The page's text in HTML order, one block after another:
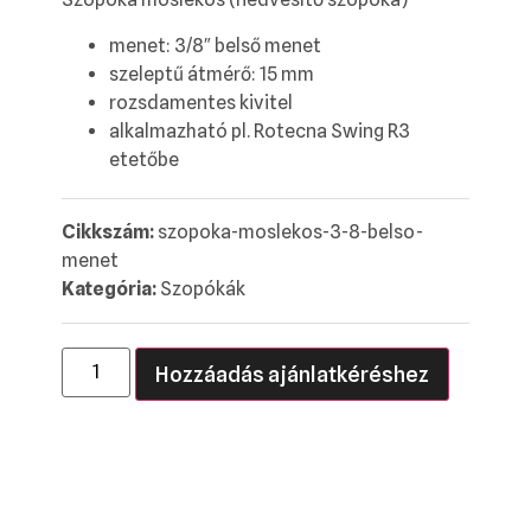
menet: 3/8″ belső menet
szeleptű átmérő: 15 mm
rozsdamentes kivitel
alkalmazható pl. Rotecna Swing R3
etetőbe
Cikkszám: szopoka-moslekos-3-8-belso-
menet
Kategória: Szopókák
Hozzáadás ajánlatkéréshez